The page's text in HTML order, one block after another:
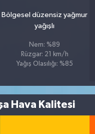
Bölgesel düzensiz yağmur
yağışlı
Nem: %89
Rüzgar: 21 km/h
Yağış Olasılığı: %85
Hava Kalitesi